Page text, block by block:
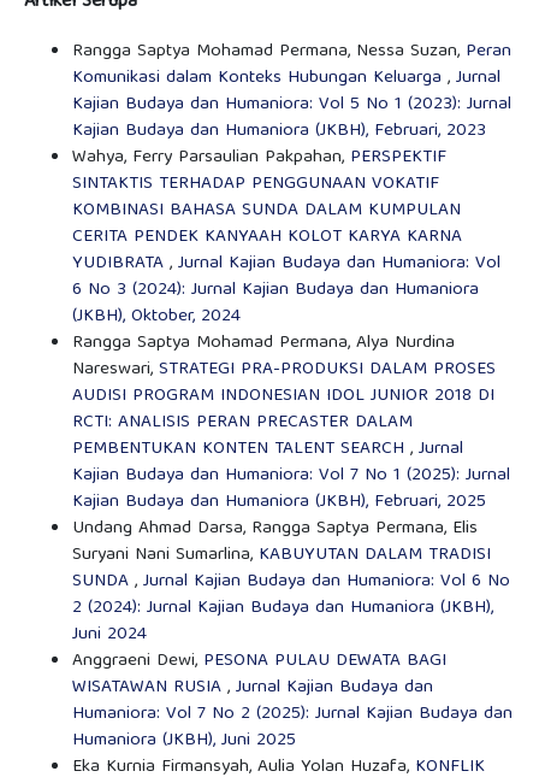
Rangga Saptya Mohamad Permana, Nessa Suzan, Peran
Komunikasi dalam Konteks Hubungan Keluarga ,Jurnal
Kajian Budaya dan Humaniora: Vol 5 No 1 (2023): Jurnal
Kajian Budaya dan Humaniora (JKBH), Februari, 2023
Wahya, Ferry Parsaulian Pakpahan, PERSPEKTIF
SINTAKTIS TERHADAP PENGGUNAAN VOKATIF
KOMBINASI BAHASA SUNDA DALAM KUMPULAN
CERITA PENDEK KANYAAH KOLOT KARYA KARNA
YUDIBRATA,Jurnal Kajian Budaya dan Humaniora: Vol
6 No 3 (2024): Jurnal Kajian Budaya dan Humaniora
(JKBH), Oktober, 2024
Rangga Saptya Mohamad Permana, Alya Nurdina
Nareswari,STRATEGI PRA-PRODUKSI DALAM PROSES
AUDISI PROGRAM INDONESIAN IDOL JUNIOR 2018 DI
RCTI: ANALISIS PERAN PRECASTER DALAM
PEMBENTUKAN KONTEN TALENT SEARCH ,Jurnal
Kajian Budaya dan Humaniora: Vol 7 No 1 (2025): Jurnal
Kajian Budaya dan Humaniora (JKBH), Februari, 2025
Undang Ahmad Darsa, Rangga Saptya Permana, Elis
Suryani Nani Sumarlina, KABUYUTAN DALAM TRADISI
SUNDA,Jurnal Kajian Budaya dan Humaniora: Vol 6 No
2 (2024): Jurnal Kajian Budaya dan Humaniora (JKBH),
Juni 2024
Anggraeni Dewi, PESONA PULAU DEWATA BAGI
WISATAWAN RUSIA,Jurnal Kajian Budaya dan
Humaniora: Vol 7 No 2 (2025): Jurnal Kajian Budaya dan
Humaniora (JKBH), Juni 2025
Eka Kurnia Firmansyah, Aulia Yolan Huzafa, KONFLIK